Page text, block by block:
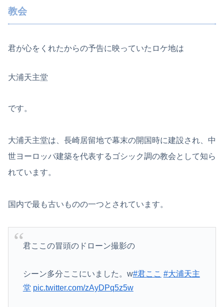
教会
君が心をくれたからの予告に映っていたロケ地は
大浦天主堂
です。
大浦天主堂は、長崎居留地で幕末の開国時に建設され、中
世ヨーロッパ建築を代表するゴシック調の教会として知ら
れています。
国内で最も古いものの一つとされています。
君ここの冒頭のドローン撮影の
シーン多分ここにいました。w#君ここ #大浦天主
堂 pic.twitter.com/zAyDPq5z5w